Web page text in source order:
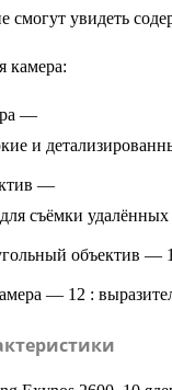
смогут увидеть
камера:
—
и
—
для съёмки удалённых
объектив —
— 12 :